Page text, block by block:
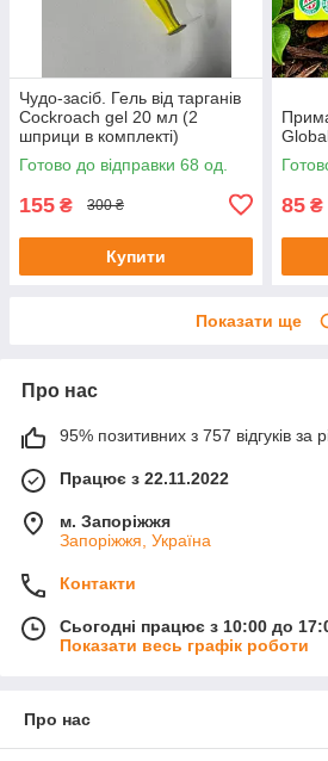
Чудо-засіб. Гель від тарганів
Cockroach gel 20 мл (2
шприци в комплекті)
Готово до відправки 68 од.
155 ₴ 300 ₴
Купити
85 ₴
Показати ще
Про нас
95% позитивних з 757 відгуків за
Працює з 22.11.2022
м. Запоріжжя
Запоріжжя, Україна
Контакти
Сьогодні працює з 10:00 до
Показати весь графік роботи
Про нас